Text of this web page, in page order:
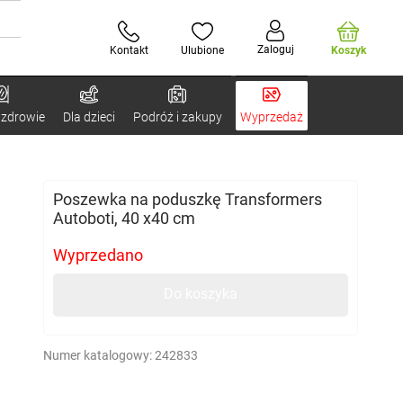
Kontakt Ulubione Zaloguj Koszyk
Dla dzieci Podróż i zakupy Wyprzedaż
Poszewka na poduszkę Transformers
Autoboti, 40 x40 cm
Wyprzedano
Numer katalogowy:242833